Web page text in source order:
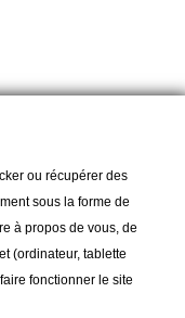
ou récupérer des
sous la forme de
à propos de vous, de
(ordinateur, tablette
fonctionner le site